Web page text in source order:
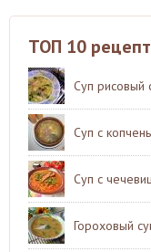
ТОП 10
Суп рисовый
Суп с
Суп с
Гороховый